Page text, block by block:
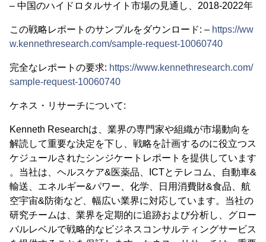
– 中国のハイドロタルサイト市場の見通し、2018-2022年
この戦略レポートのサンプルをダウンロード: – https://ww
w.kennethresearch.com/sample-request-10060740
完全なレポートの要求: https://www.kennethresearch.com/
sample-request-10060740
ケネス・リサーチについて:
Kenneth Researchは、業界の専門家や組織が市場動向を
解読して重要な決定を下し、戦略を計画するのに役立つス
ケジュールされたシンジケートレポートを提供しています
。当社は、ヘルスケア&医薬品、ICTとテレコム、自動車&
輸送、エネルギー&パワー、化学、日用消費財&食品、航
空宇宙&防衛など、幅広い業界に対応しています。当社の
研究チームは、業界を定期的に追跡および分析し、グロー
バルレベルで戦略的なビジネスコンサルティングサービス